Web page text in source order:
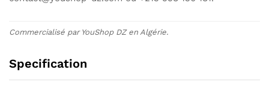
Commercialisé par YouShop DZ en Algérie.
Specification